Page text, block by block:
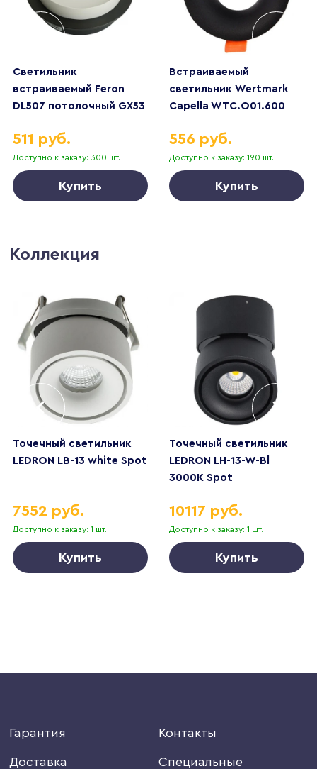
Светильник
встраиваемый Feron
DL507 потолочный GX53
51352
Доступно к заказу: 300 шт.
511 руб.
Купить
Встраиваемый
светильник Wertmark
Capella WTC.O01.600
Доступно к заказу: 190 шт.
556 руб.
Купить
Коллекция
Точечный светильник
LEDRON LB-13 white Spot
Доступно к заказу: 1 шт.
7552 руб.
Купить
Точечный светильник
LEDRON LH-13-W-Bl
3000K Spot
Доступно к заказу: 1 шт.
10117 руб.
Купить
Гарантия
Доставка
Контакты
Специальные